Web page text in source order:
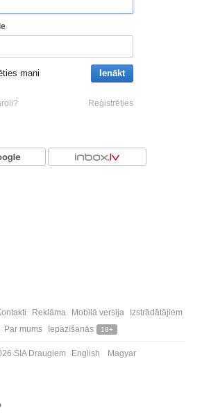
mani Ienākt
Reģistrēties
Reklāma Mobilā versija
Izstrādātājiem
Par mums Iepazīšanās 18+
SIA Draugiem English Magyar